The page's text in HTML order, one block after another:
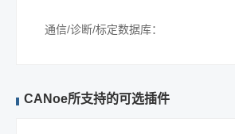
通信/诊断/标定数据库：
CANoe所支持的可选插件